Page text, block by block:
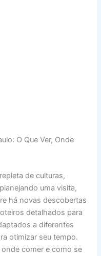
O Que Ver, Onde
de culturas,
uma visita,
há novas descobertas
detalhados para
a diferentes
otimizar seu tempo.
comer e como se